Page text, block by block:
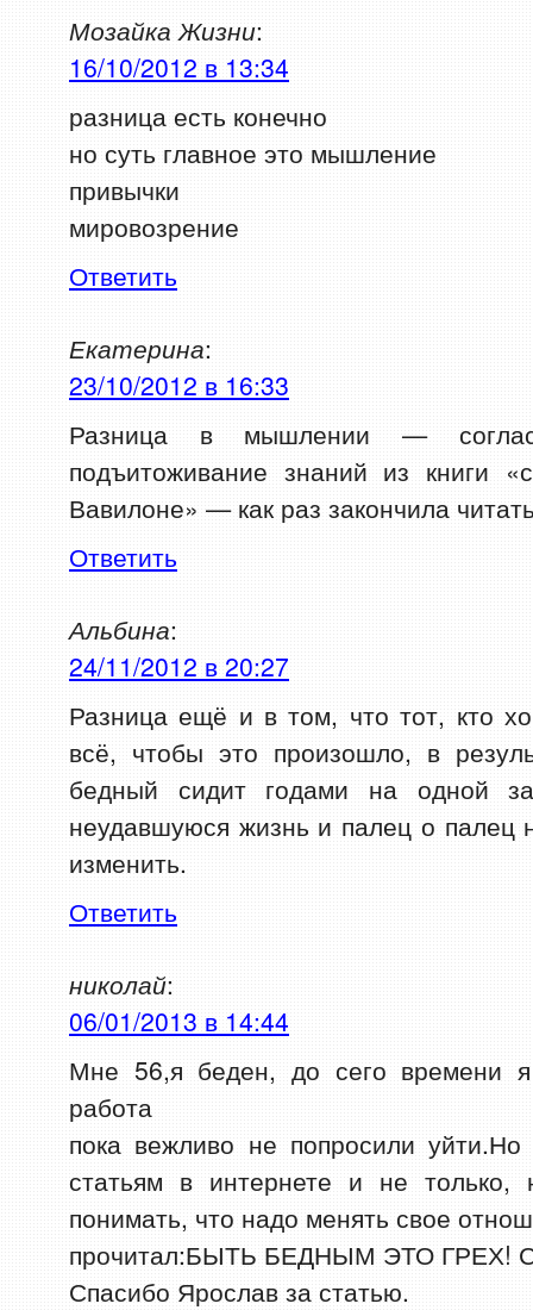
Мозайка Жизни:
16/10/2012 в 13:34
разница есть конечно
но суть главное это мышление
привычки
мировозрение
Ответить
Екатерина:
23/10/2012 в 16:33
Разница в мышлении —
подъитоживание знаний из книги
Вавилоне» — как раз закончила
Ответить
Альбина:
24/11/2012 в 20:27
Разница ещё и в том, что тот, кто
всё, чтобы это произошло, в
бедный сидит годами на одной
неудавшуюся жизнь и палец о палец
изменить.
Ответить
николай:
06/01/2013 в 14:44
Мне 56,я беден, до сего времени
работа
пока вежливо не попросили
статьям в интернете и не
понимать, что надо менять свое
прочитал:БЫТЬ БЕДНЫМ ЭТО ГРЕХ!
Спасибо Ярослав за статью.